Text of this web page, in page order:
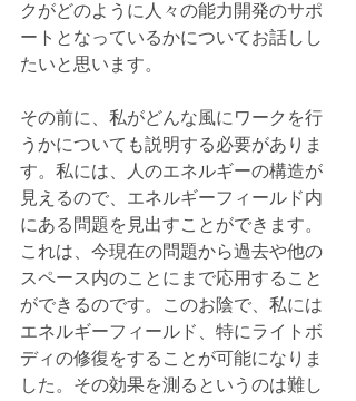
クがどのように人々の能力開発のサポ
ートとなっているかについてお話しし
たいと思います。
その前に、私がどんな風にワークを行
うかについても説明する必要がありま
す。私には、人のエネルギーの構造が
見えるので、エネルギーフィールド内
にある問題を見出すことができます。
これは、今現在の問題から過去や他の
スペース内のことにまで応用すること
ができるのです。このお陰で、私には
エネルギーフィールド、特にライトボ
ディの修復をすることが可能になりま
した。その効果を測るというのは難し